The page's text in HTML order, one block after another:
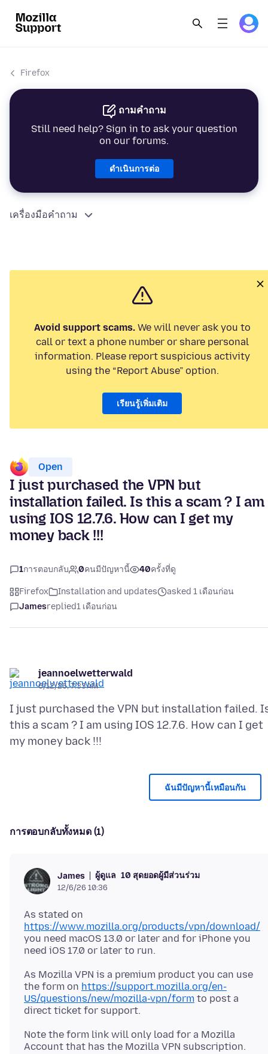
Firefox
ถามคำถาม
Still need help? Sign in to ask your question
on our forums.
ดำเนินการต่อ
เครื่องมือคำถาม
Avoid support scams.We will never ask you to
call or text a phone number or share personal
information. Please report suspicious activity
using the “Report Abuse” option.
เรียนรู้เพิ่มเติม
Open
I just purchased the VPN but
installation failed. Is this a scam ? I am
using IOS 12.7.6. How can I get my
money back !!!
1การตอบกลับ 0คนมีปัญหานี้ 40ครั้งที่ดู
Firefox Installation and updates
asked 1 เดือนก่อน
Jamesreplied1 เดือนก่อน
jeannoelwetterwald
6/12/26, 7:33 AM
I just purchased the VPN but installation failed.
this a scam ? I am using IOS 12.7.6. How can I get
ฉันมีปัญหานี้เหมือนกัน
การตอบกลับทั้งหมด (1)
James ผู้ดูแล 10 สุดยอดผู้มีส่วนร่วม
12/6/26 10:36
As stated on
https://www.mozilla.org/products/vpn/download/
you need macOS 13.0 or later and for iPhone you
As Mozilla VPN is a premium product you can use
the form on https://support.mozilla.org/en-
US/questions/new/mozilla-vpn/form to post a
Note the form link will only load for a Mozilla